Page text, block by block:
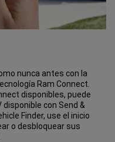
nunca antes con la
Ram Connect.
disponibles, puede
con Send &
Finder, use el inicio
o desbloquear sus